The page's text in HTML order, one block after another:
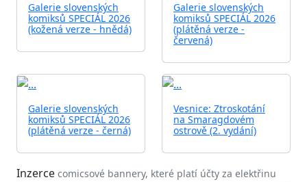
Galerie slovenských
komiksů SPECIÁL 2026
(kožená verze - hnědá)
Galerie slovenských
komiksů SPECIÁL 2026
(plátěná verze -
červená)
Galerie slovenských
komiksů SPECIÁL 2026
(plátěná verze - černá)
Vesnice: Ztroskotání
na Smaragdovém
ostrově (2. vydání)
Inzerce comicsové bannery, které platí účty za elektřinu